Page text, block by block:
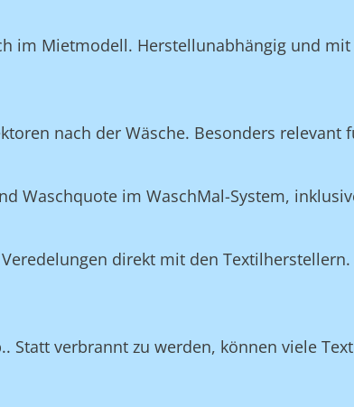
im Mietmodell. Herstellunabhängig und
nach der Wäsche. Besonders relevant
Waschquote im WaschMal-System,
direkt mit den Textilherstellern.
Statt verbrannt zu werden, können viele